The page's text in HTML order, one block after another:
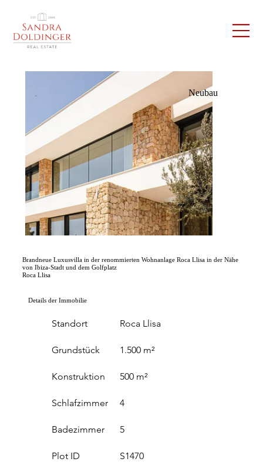
Neubau
Brandneue Luxusvilla in der renommierten Wohnanlage Roca Llisa in der Nähe
von Ibiza-Stadt und dem Golfplatz
Roca Llisa
Details der Immobilie
Standort
Grundstück
Konstruktion
Roca Llisa
1.500 m²
500 m²
Schlafzimmer
Badezimmer
4
5
Plot ID S1470